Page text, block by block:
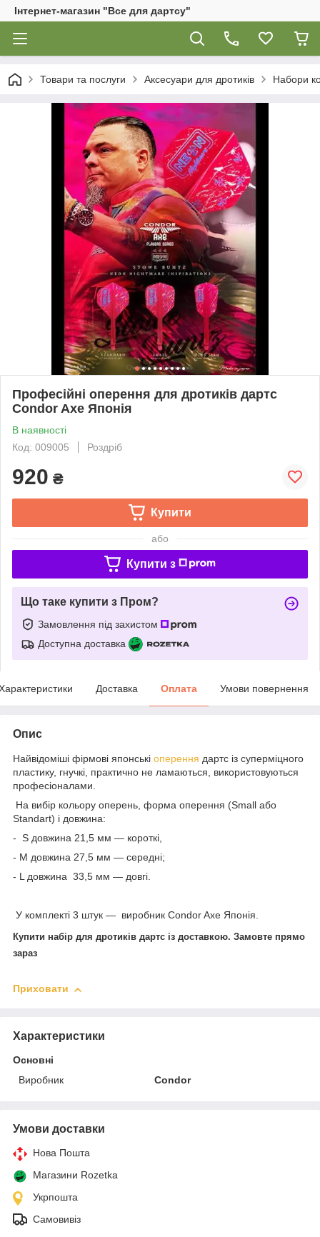
Інтернет-магазин "Все для дартсу"
Товари та послуги Аксесуари для дротиків Набори
Професійні оперення для дротиків дартс
Condor Axe Японія
В наявності
Код: 009005
Роздріб
920 ₴
Купити
або
Купити з
Що таке купити з Пром?
Замовлення під захистом
Доступна доставка
Доставка Оплата Умови повернення
Опис
Найвідоміші фірмові японські оперення дартс із суперміцного
пластику, гнучкі, практично не ламаються, використовуються
професіоналами.
На вибір кольору оперень, форма оперення (Small або
Standart) і довжина:
- S довжина 21,5 мм — короткі,
- М довжина 27,5 мм — середні;
- L довжина 33,5 мм — довгі.
У комплекті 3 штук — виробник Condor Axe Японія.
Купити набір для дротиків дартс із доставкою. Замовте прямо
зараз
Приховати
Характеристики
Основні
Виробник
Condor
Умови доставки
Нова Пошта
Магазини Rozetka
Укрпошта
Самовивіз